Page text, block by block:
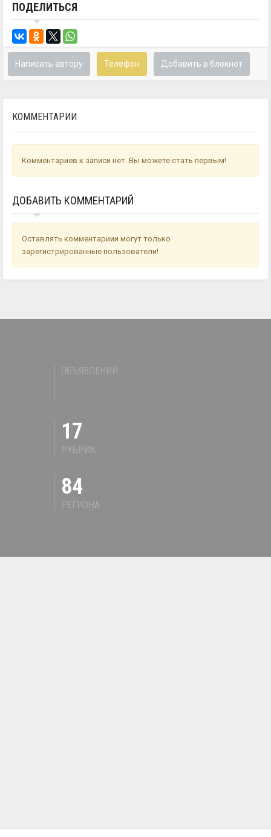
ПОДЕЛИТЬСЯ
Написать автору Телефон Добавить в блокнот
КОММЕНТАРИИ
Комментариев к записи нет. Вы можете стать первым!
ДОБАВИТЬ КОММЕНТАРИЙ
Оставлять комментариии могут только
зарегистрированные пользователи!
ОБЪЯВЛЕНИЙ
17
РУБРИК
84
РЕГИОНА